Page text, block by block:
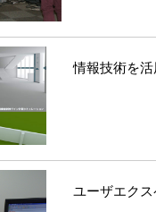
情報技術を
ユーザエク